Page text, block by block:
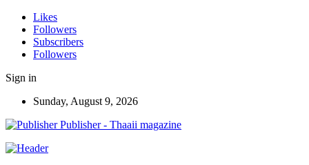
Likes
Followers
Subscribers
Followers
Sign in
Sunday, August 9, 2026
Publisher - Thaaii magazine